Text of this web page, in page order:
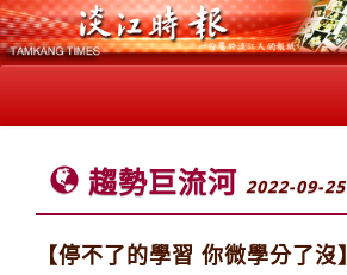
趨勢巨流河 2022-09-25
【停不了的學習 你微學分了沒】